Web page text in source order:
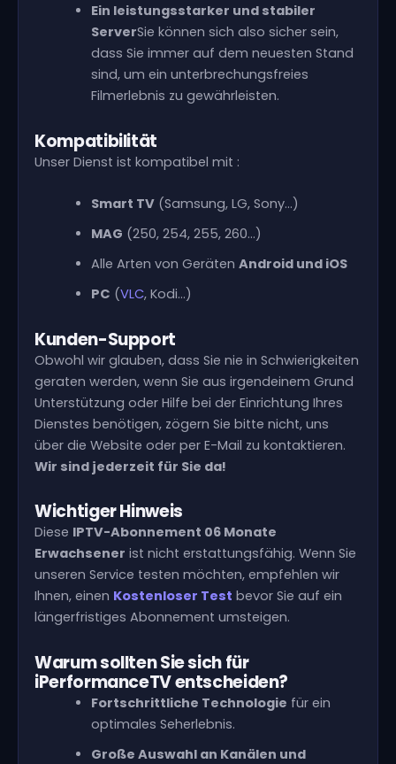
Ein leistungsstarker und stabiler
ServerSie können sich also sicher sein,
dass Sie immer auf dem neuesten Stand
sind, um ein unterbrechungsfreies
Filmerlebnis zu gewährleisten.
Kompatibilität
Unser Dienst ist kompatibel mit :
Smart TV (Samsung, LG, Sony...)
MAG (250, 254, 255, 260...)
Alle Arten von Geräten Android und iOS
PC (VLC, Kodi...)
Kunden-Support
Obwohl wir glauben, dass Sie nie in Schwierigkeiten
geraten werden, wenn Sie aus irgendeinem Grund
Unterstützung oder Hilfe bei der Einrichtung Ihres
Dienstes benötigen, zögern Sie bitte nicht, uns
über die Website oder per E-Mail zu kontaktieren.
Wir sind jederzeit für Sie da!
Wichtiger Hinweis
Diese IPTV-Abonnement 06 Monate
Erwachsener ist nicht erstattungsfähig. Wenn Sie
unseren Service testen möchten, empfehlen wir
Ihnen, einen Kostenloser Test bevor Sie auf ein
längerfristiges Abonnement umsteigen.
Warum sollten Sie sich für
iPerformanceTV entscheiden?
Fortschrittliche Technologie für ein
optimales Seherlebnis.
Große Auswahl an Kanälen und